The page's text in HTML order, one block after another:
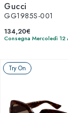
Gucci
GG1985S-001
134,20€
Consegna Mercoledì 12
Try On